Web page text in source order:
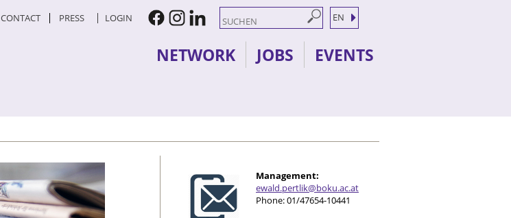
CONTACT PRESS LOGIN EN
NETWORK JOBS EVENTS
Management:
ewald.pertlik@boku.ac.at
Phone: 01/47654-10441